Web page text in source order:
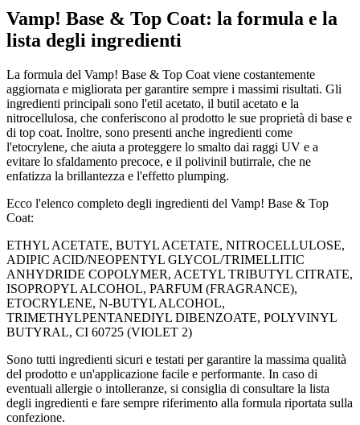
Vamp! Base & Top Coat: la formula e la
lista degli ingredienti
La formula del Vamp! Base & Top Coat viene costantemente
aggiornata e migliorata per garantire sempre i massimi risultati. Gli
ingredienti principali sono l'etil acetato, il butil acetato e la
nitrocellulosa, che conferiscono al prodotto le sue proprietà di base e
di top coat. Inoltre, sono presenti anche ingredienti come
l'etocrylene, che aiuta a proteggere lo smalto dai raggi UV e a
evitare lo sfaldamento precoce, e il polivinil butirrale, che ne
enfatizza la brillantezza e l'effetto plumping.
Ecco l'elenco completo degli ingredienti del Vamp! Base & Top
Coat:
ETHYL ACETATE, BUTYL ACETATE, NITROCELLULOSE,
ADIPIC ACID/NEOPENTYL GLYCOL/TRIMELLITIC
ANHYDRIDE COPOLYMER, ACETYL TRIBUTYL CITRATE,
ISOPROPYL ALCOHOL, PARFUM (FRAGRANCE),
ETOCRYLENE, N-BUTYL ALCOHOL,
TRIMETHYLPENTANEDIYL DIBENZOATE, POLYVINYL
BUTYRAL, CI 60725 (VIOLET 2)
Sono tutti ingredienti sicuri e testati per garantire la massima qualità
del prodotto e un'applicazione facile e performante. In caso di
eventuali allergie o intolleranze, si consiglia di consultare la lista
degli ingredienti e fare sempre riferimento alla formula riportata sulla
confezione.